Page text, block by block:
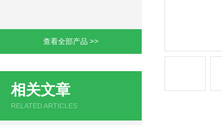
查看全部产品 >>
相关文章
RELATED ARTICLES